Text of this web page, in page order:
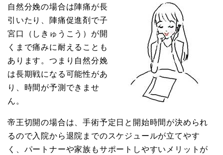
自然分娩の場合は陣痛が長
引いたり、陣痛促進剤で子
宮口（しきゅうこう）が開
くまで痛みに耐えることも
あります。つまり自然分娩
は長期戦になる可能性があ
り、時間が予測できませ
ん。
帝王切開の場合は、手術予定日と開始時間が決められ
るので入院から退院までのスケジュールが立てやす
く、パートナーや家族もサポートしやすいメリットが